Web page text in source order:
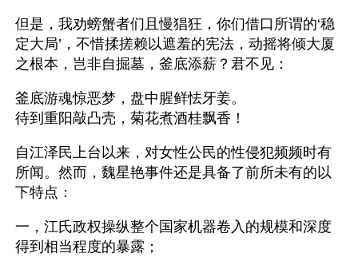
但是，我劝螃蟹者们且慢猖狂，你们借口所谓的‘稳
定大局’，不惜揉搓赖以遮羞的宪法，动摇将倾大厦
之根本，岂非自掘墓，釜底添薪？君不见：
釜底游魂惊恶梦，盘中腥鲜怯牙姜。
待到重阳敲凸壳，菊花煮酒桂飘香！
自江泽民上台以来，对女性公民的性侵犯频频时有
所闻。然而，魏星艳事件还是具备了前所未有的以
下特点：
一，江氏政权操纵整个国家机器卷入的规模和深度
得到相当程度的暴露；